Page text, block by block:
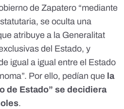
de Zapatero “mediante
se oculta una
atribuye a la Generalitat
del Estado, y
igual a igual entre el Estado
Por ello, pedían que la
de Estado” se decidiera
.